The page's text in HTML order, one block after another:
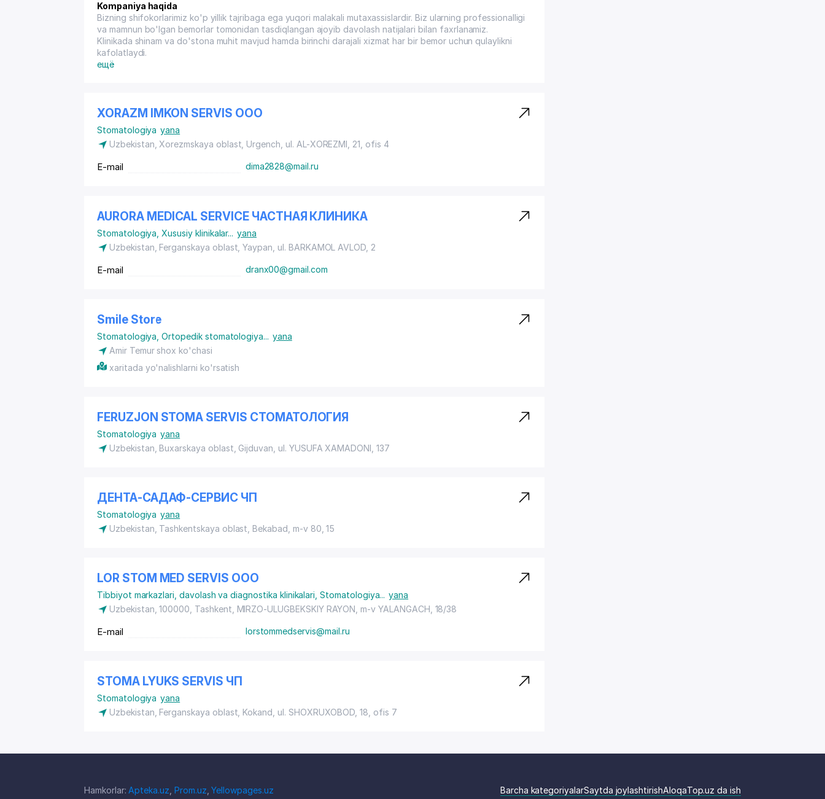
Kompaniya haqida
Bizning shifokorlarimiz ko'p yillik tajribaga ega yuqori malakali mutaxassislardir. Biz ularning professionalligi
va mamnun bo'lgan bemorlar tomonidan tasdiqlangan ajoyib davolash natijalari bilan faxrlanamiz.
Klinikada shinam va do'stona muhit mavjud hamda birinchi darajali xizmat har bir bemor uchun qulaylikni
kafolatlaydi.
ещё
XORAZM IMKON SERVIS ООО
Stomatologiya yana
Uzbekistan, Xorezmskaya oblast, Urgench, ul. AL-XOREZMI , 21, ofis 4
E-mail dima2828@mail.ru
AURORA MEDICAL SERVICE ЧАСТНАЯ КЛИНИКА
Stomatologiya,Xususiy klinikalar... yana
Uzbekistan, Ferganskaya oblast, Yaypan, ul. BARKAMOL AVLOD, 2
E-mail dranx00@gmail.com
Smile Store
Stomatologiya,Ortopedik stomatologiya... yana
Amir Temur shox ko'chasi
xaritada yo'nalishlarni ko'rsatish
FERUZJON STOMA SERVIS СТОМАТОЛОГИЯ
Stomatologiya yana
Uzbekistan, Buxarskaya oblast, Gijduvan, ul. YUSUFA XAMADONI , 137
ДЕНТА-САДАФ-СЕРВИС ЧП
Stomatologiya yana
Uzbekistan, Tashkentskaya oblast, Bekabad, m-v 80, 15
LOR STOM MED SERVIS ООО
Tibbiyot markazlari, davolash va diagnostika klinikalari,Stomatologiya... yana
Uzbekistan, 100000, Tashkent, MIRZO-ULUGBEKSKIY RAYON, m-v YALANGACH, 18/38
E-mail lorstommedservis@mail.ru
STOMA LYUKS SERVIS ЧП
Stomatologiya yana
Uzbekistan, Ferganskaya oblast, Kokand, ul. SHOXRUXOBOD, 18, ofis 7
Hamkorlar:Apteka.uz, Prom.uz,Yellowpages.uz Barcha kategoriyalarSaytda joylashtirishAloqaTop.uz da ish